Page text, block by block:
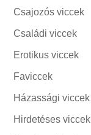
Csajozós viccek
Családi viccek
Erotikus viccek
Faviccek
Házassági viccek
Hirdetéses viccek